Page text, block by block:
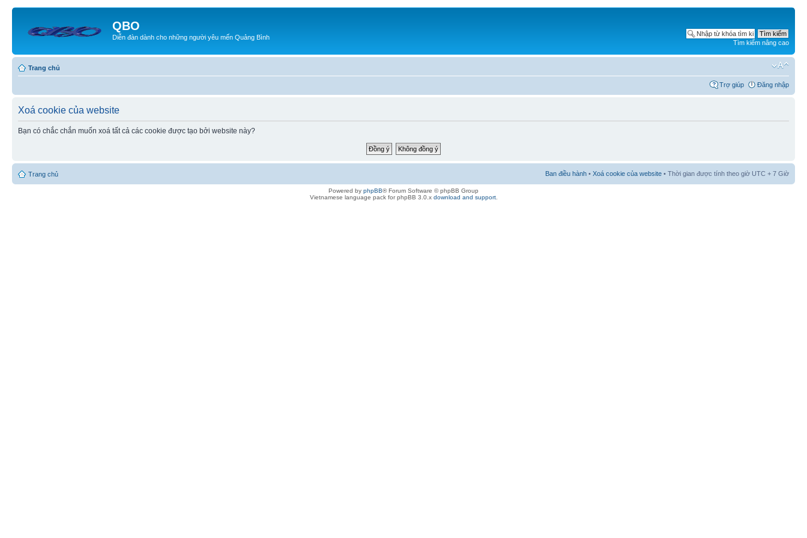
QBO
Diễn đàn dành cho những người yêu mến Quảng Bình
Tìm kiếm nâng cao
Trang chủ
Trợ giúp Đăng nhập
Xoá cookie của website
Bạn có chắc chắn muốn xoá tất cả các cookie được tạo bởi website này?
Trang chủ Ban điều hành • Xoá cookie của website • Thời gian được tính theo giờ UTC + 7 Giờ
Powered by phpBB® Forum Software © phpBB Group
Vietnamese language pack for phpBB 3.0.x download and support.